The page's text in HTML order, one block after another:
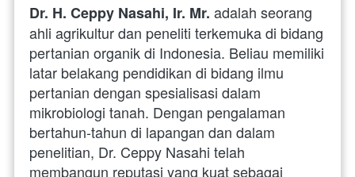
Dr. H. Ceppy Nasahi, Ir. Mr. adalah seorang
ahli agrikultur dan peneliti terkemuka di bidang
pertanian organik di Indonesia. Beliau memiliki
latar belakang pendidikan di bidang ilmu
pertanian dengan spesialisasi dalam
mikrobiologi tanah. Dengan pengalaman
bertahun-tahun di lapangan dan dalam
penelitian, Dr. Ceppy Nasahi telah
membangun reputasi yang kuat sebagai